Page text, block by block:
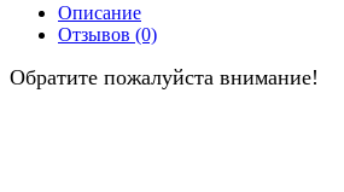
Описание
Отзывов (0)
Обратите пожалуйста внимание!